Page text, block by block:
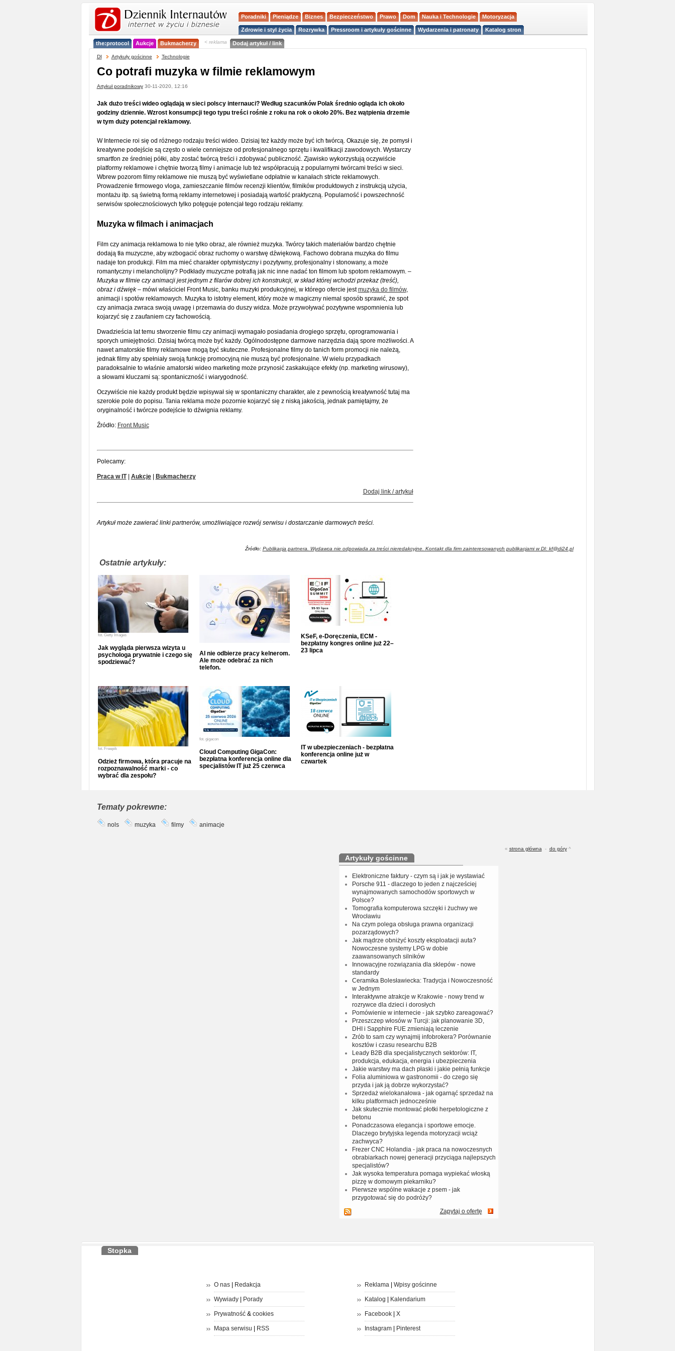
Poradniki Pieniądze Biznes Bezpieczeństwo Prawo Dom Nauka i Technologie Motoryzacja
Zdrowie i styl życia Rozrywka Pressroom i artykuły gościnne Wydarzenia i patronaty Katalog stron
the:protocol Aukcje Bukmacherzy < reklama Dodaj artykuł / link
DI Artykuły gościnne Technologie
Co potrafi muzyka w filmie reklamowym
Artykuł poradnikowy30-11-2020, 12:16
Jak dużo treści wideo oglądają w sieci polscy internauci? Według szacunków Polak średnio ogląda ich około
godziny dziennie. Wzrost konsumpcji tego typu treści rośnie z roku na rok o około 20%. Bez wątpienia drzemie
w tym duży potencjał reklamowy.
W Internecie roi się od różnego rodzaju treści wideo. Dzisiaj też każdy może być ich twórcą. Okazuje się, że pomysł i
kreatywne podejście są często o wiele cenniejsze od profesjonalnego sprzętu i kwalifikacji zawodowych. Wystarczy
smartfon ze średniej półki, aby zostać twórcą treści i zdobywać publiczność. Zjawisko wykorzystują oczywiście
platformy reklamowe i chętnie tworzą filmy i animacje lub też współpracują z popularnymi twórcami treści w sieci.
Wbrew pozorom filmy reklamowe nie muszą być wyświetlane odpłatnie w kanałach stricte reklamowych.
Prowadzenie firmowego vloga, zamieszczanie filmów recenzji klientów, filmików produktowych z instrukcją użycia,
montażu itp. są świetną formą reklamy internetowej i posiadają wartość praktyczną. Popularność i powszechność
serwisów społecznościowych tylko potęguje potencjał tego rodzaju reklamy.
Muzyka w filmach i animacjach
Film czy animacja reklamowa to nie tylko obraz, ale również muzyka. Twórcy takich materiałów bardzo chętnie
dodają tła muzyczne, aby wzbogacić obraz ruchomy o warstwę dźwiękową. Fachowo dobrana muzyka do filmu
nadaje ton produkcji. Film ma mieć charakter optymistyczny i pozytywny, profesjonalny i stonowany, a może
romantyczny i melancholijny? Podkłady muzyczne potrafią jak nic inne nadać ton filmom lub spotom reklamowym. –
Muzyka w filmie czy animacji jest jednym z filarów dobrej ich konstrukcji, w skład której wchodzi przekaz (treść),
obraz i dźwięk– mówi właściciel Front Music, banku muzyki produkcyjnej, w którego ofercie jestmuzyka do filmów,
animacji i spotów reklamowych. Muzyka to istotny element, który może w magiczny niemal sposób sprawić, że spot
czy animacja zwraca swoją uwagę i przemawia do duszy widza. Może przywoływać pozytywne wspomnienia lub
kojarzyć się z zaufaniem czy fachowością.
Dwadzieścia lat temu stworzenie filmu czy animacji wymagało posiadania drogiego sprzętu, oprogramowania i
sporych umiejętności. Dzisiaj twórcą może być każdy. Ogólnodostępne darmowe narzędzia dają spore możliwości. A
nawet amatorskie filmy reklamowe mogą być skuteczne. Profesjonalne filmy do tanich form promocji nie należą,
jednak filmy aby spełniały swoją funkcję promocyjną nie muszą być profesjonalne. W wielu przypadkach
paradoksalnie to właśnie amatorski wideo marketing może przynosić zaskakujące efekty (np. marketing wirusowy),
a słowami kluczami są: spontaniczność i wiarygodność.
Oczywiście nie każdy produkt będzie wpisywał się w spontaniczny charakter, ale z pewnością kreatywność tutaj ma
szerokie pole do popisu. Tania reklama może pozornie kojarzyć się z niską jakością, jednak pamiętajmy, że
oryginalność i twórcze podejście to dźwignia reklamy.
Źródło: Front Music
Polecamy:
Praca w IT| Aukcje| Bukmacherzy
Dodaj link / artykuł
Artykuł może zawierać linki partnerów, umożliwiające rozwój serwisu i dostarczanie darmowych treści.
Źródło: Publikacja partnera. Wydawca nie odpowiada za treści nieredakcyjne. Kontakt dla firm zainteresowanych publikacjami w DI: kf@di24.pl
Ostatnie artykuły:
fot. Getty Images
Jak wygląda pierwsza wizyta u
psychologa prywatnie i czego się
spodziewać?
AI nie odbierze pracy kelnerom.
Ale może odebrać za nich
telefon.
KSeF, e-Doręczenia, ECM -
bezpłatny kongres online już 22–
23 lipca
fot. Freepik
Odzież firmowa, która pracuje na
rozpoznawalność marki - co
wybrać dla zespołu?
fot. gigacon
Cloud Computing GigaCon:
bezpłatna konferencja online dla
specjalistów IT już 25 czerwca
IT w ubezpieczeniach - bezpłatna
konferencja online już w
czwartek
Tematy pokrewne:
nols muzyka filmy animacje
« strona główna - do góry^
Artykuły gościnne
Elektroniczne faktury - czym są i jak je wystawiać
Porsche 911 - dlaczego to jeden z najcześciej
wynajmowanych samochodów sportowych w
Polsce?
Tomografia komputerowa szczęki i żuchwy we
Wrocławiu
Na czym polega obsługa prawna organizacji
pozarządowych?
Jak mądrze obniżyć koszty eksploatacji auta?
Nowoczesne systemy LPG w dobie
zaawansowanych silników
Innowacyjne rozwiązania dla sklepów - nowe
standardy
Ceramika Bolesławiecka: Tradycja i Nowoczesność
w Jednym
Interaktywne atrakcje w Krakowie - nowy trend w
rozrywce dla dzieci i dorosłych
Pomówienie w internecie - jak szybko zareagować?
Przeszczep włosów w Turcji: jak planowanie 3D,
DHI i Sapphire FUE zmieniają leczenie
Zrób to sam czy wynajmij infobrokera? Porównanie
kosztów i czasu researchu B2B
Leady B2B dla specjalistycznych sektorów: IT,
produkcja, edukacja, energia i ubezpieczenia
Jakie warstwy ma dach płaski i jakie pełnią funkcje
Folia aluminiowa w gastronomii - do czego się
przyda i jak ją dobrze wykorzystać?
Sprzedaż wielokanałowa - jak ogarnąć sprzedaż na
kilku platformach jednocześnie
Jak skutecznie montować płotki herpetologiczne z
betonu
Ponadczasowa elegancja i sportowe emocje.
Dlaczego brytyjska legenda motoryzacji wciąż
zachwyca?
Frezer CNC Holandia - jak praca na nowoczesnych
obrabiarkach nowej generacji przyciąga najlepszych
specjalistów?
Jak wysoka temperatura pomaga wypiekać włoską
pizzę w domowym piekarniku?
Pierwsze wspólne wakacje z psem - jak
przygotować się do podróży?
Zapytaj o ofertę
Stopka
O nas| Redakcja
Wywiady| Porady
Prywatność& cookies
Mapa serwisu RSS
Reklama| Wpisy gościnne
Katalog Kalendarium
Facebook| X
Instagram| Pinterest